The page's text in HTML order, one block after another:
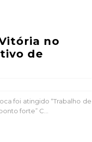
Vitória no
de
foi atingido “Trabalho de
forte” C...